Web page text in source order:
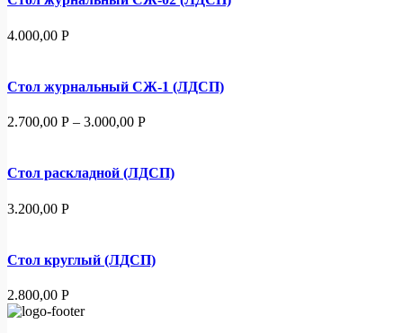
4.000,00 Р
Стол журнальный СЖ-1 (ЛДСП)
2.700,00 Р – 3.000,00 Р
Стол раскладной (ЛДСП)
3.200,00 Р
Стол круглый (ЛДСП)
2.800,00 Р